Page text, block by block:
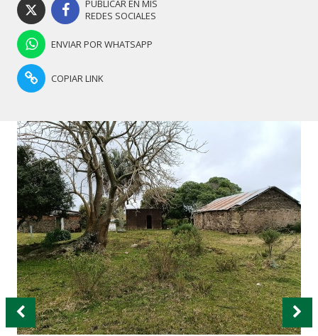
PUBLICAR EN MIS
REDES SOCIALES
ENVIAR POR WHATSAPP
COPIAR LINK